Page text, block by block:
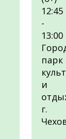
12:45
-
13:00
парк
и
г.